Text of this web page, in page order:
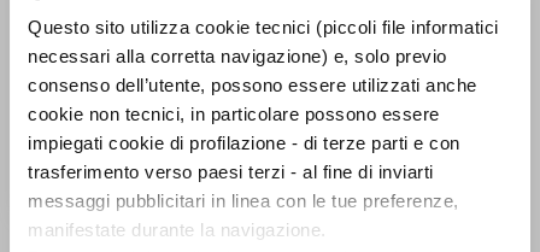
Questo sito utilizza cookie tecnici (piccoli file informatici
necessari alla corretta navigazione) e, solo previo
consenso dell’utente, possono essere utilizzati anche
cookie non tecnici, in particolare possono essere
impiegati cookie di profilazione - di terze parti e con
trasferimento verso paesi terzi - al fine di inviarti
messaggi pubblicitari in linea con le tue preferenze,
manifestate durante la navigazione.
Gustav Klimt